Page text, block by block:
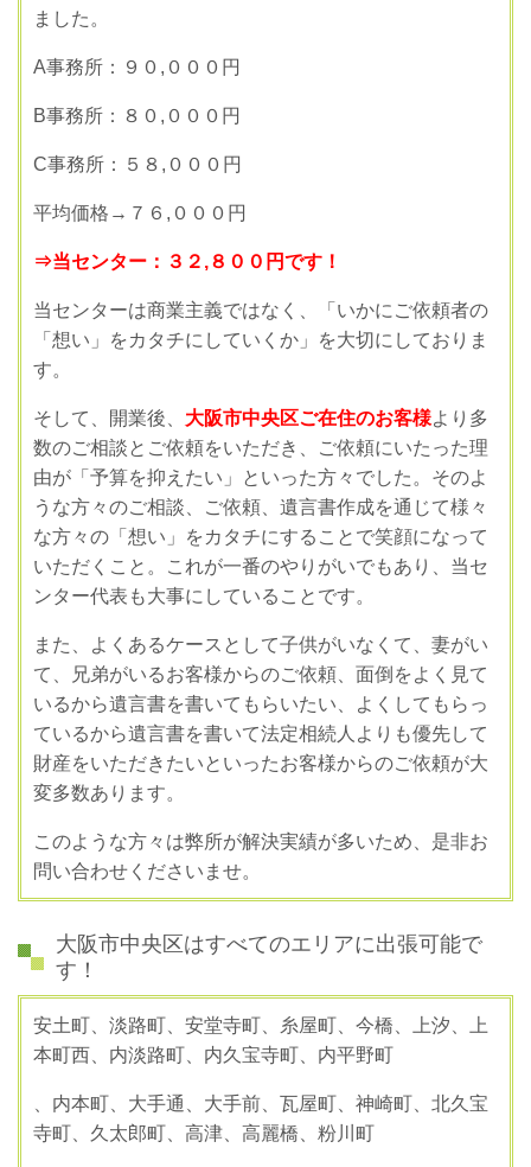
ました。
A事務所：９０ , ０００円
B事務所：８０ , ０００円
C事務所：５８ , ０００円
平均価格→７６ , ０００円
⇒当センター：３２ ,８００円です！
当センターは商業主義ではなく、「いかにご依頼者の
「想い」をカタチにしていくか」を大切にしておりま
す。
そして、開業後、 大阪市中央区ご在住のお客様より多
数のご相談とご依頼をいただき、ご依頼にいたった理
由が「予算を抑えたい」といった方々でした。そのよ
うな方々のご相談、ご依頼、遺言書作成を通じて様々
な方々の「想い」をカタチにすることで笑顔になって
いただくこと。これが一番のやりがいでもあり、当セ
ンター代表も大事にしていることです。
また、よくあるケースとして子供がいなくて、妻がい
て、兄弟がいるお客様からのご依頼、面倒をよく見て
いるから遺言書を書いてもらいたい、よくしてもらっ
ているから遺言書を書いて法定相続人よりも優先して
財産をいただきたいといったお客様からのご依頼が大
変多数あります。
このような方々は弊所が解決実績が多いため、是非お
問い合わせくださいませ。
大阪市中央区はすべてのエリアに出張可能で
す！
安土町、淡路町、安堂寺町、糸屋町、今橋、上汐、上
本町西、内淡路町、内久宝寺町、内平野町
、内本町、大手通、大手前、瓦屋町、神崎町、北久宝
寺町、久太郎町、高津、高麗橋、粉川町